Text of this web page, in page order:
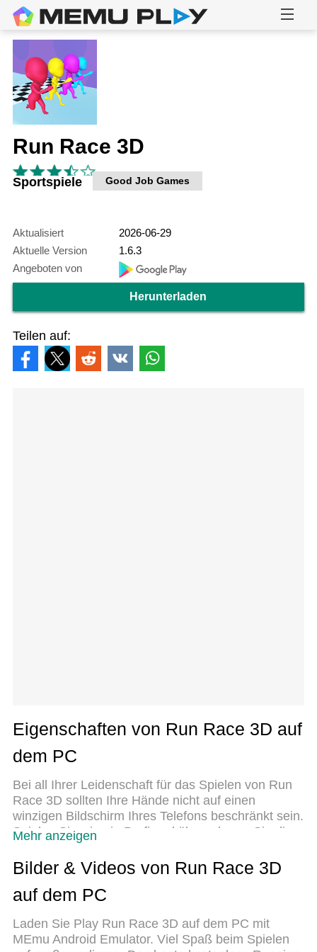
Run Race 3D
Sportspiele Good Job Games
Aktualisiert
2026-06-29
Aktuelle Version
1.6.3
Angeboten von
Herunterladen
Teilen auf:
Eigenschaften von Run Race 3D auf
dem PC
Bei all Ihrer Leidenschaft für das Spielen von Run
Race 3D sollten Ihre Hände nicht auf einen
winzigen Bildschirm Ihres Telefons beschränkt sein.
Spielen Sie wie ein Profi und übernehmen Sie die
volle Kontrolle über Ihr Spiel mit Tastatur und Maus.
MEmu bietet Ihnen all die Dinge, die Sie erwarten.
Laden Sie Run Race 3D herunter und spielen Sie
es auf dem PC. Spielen Sie so lange, wie Sie
und störende Anrufe. Das brandneue MEmu 9 ist
die beste Wahl, um Run Race 3D auf dem PC zu
Mehr anzeigen
Bilder & Videos von Run Race 3D
auf dem PC
Laden Sie Play Run Race 3D auf dem PC mit
MEmu Android Emulator. Viel Spaß beim Spielen